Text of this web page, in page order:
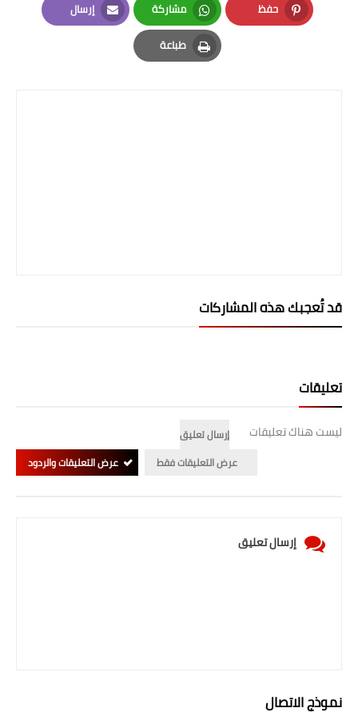
المرحلة الابتدائية
المرحلة المتوسطة
حفظ
Pinterest
مشاركة
Whatsapp
إرسال
Email
طباعة
Print
قد تُعجبك هذه المشاركات
تعليقات
ليست هناك تعليقات
إرسال تعليق
عرض التعليقات فقط
عرض التعليقات والردود
إرسال تعليق
نموذج الاتصال